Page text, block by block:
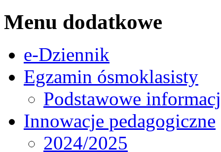
Menu dodatkowe
e-Dziennik
Egzamin ósmoklasisty
Podstawowe
Innowacje pedagogiczne
2024/2025